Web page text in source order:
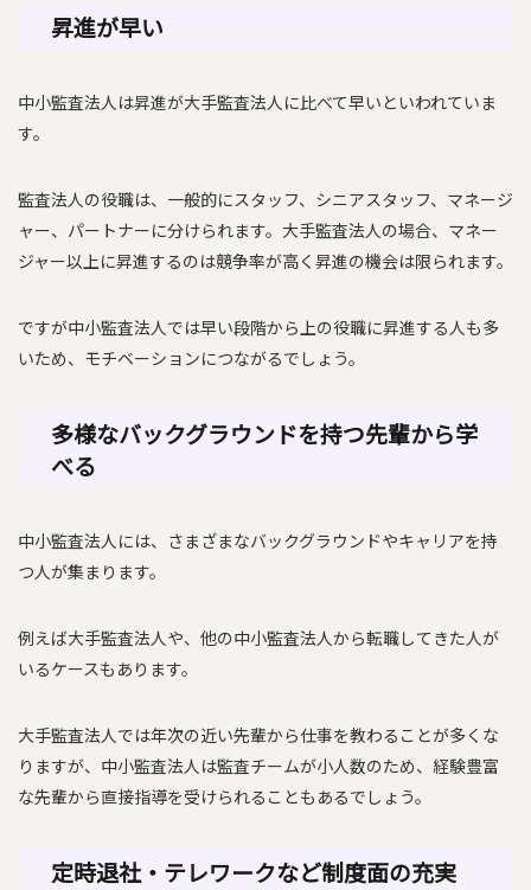
昇進が早い
中小監査法人は昇進が大手監査法人に比べて早いといわれていま
す。
監査法人の役職は、一般的にスタッフ、シニアスタッフ、マネージ
ャー、パートナーに分けられます。大手監査法人の場合、マネー
ジャー以上に昇進するのは競争率が高く昇進の機会は限られます。
ですが中小監査法人では早い段階から上の役職に昇進する人も多
いため、モチベーションにつながるでしょう。
多様なバックグラウンドを持つ先輩から学
べる
中小監査法人には、さまざまなバックグラウンドやキャリアを持
つ人が集まります。
例えば大手監査法人や、他の中小監査法人から転職してきた人が
いるケースもあります。
大手監査法人では年次の近い先輩から仕事を教わることが多くな
りますが、中小監査法人は監査チームが小人数のため、経験豊富
な先輩から直接指導を受けられることもあるでしょう。
定時退社・テレワークなど制度面の充実